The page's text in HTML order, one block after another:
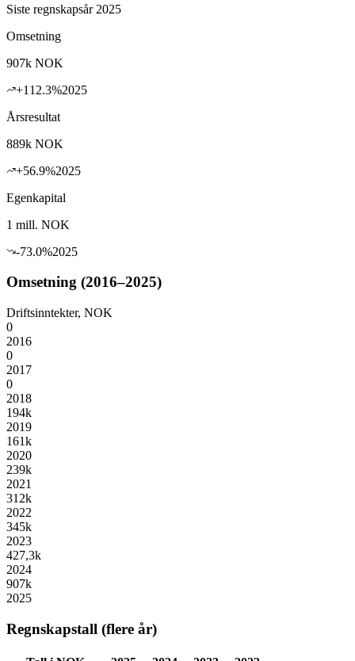
Siste regnskapsår 2025
Omsetning
907k NOK
+112.3%2025
Årsresultat
889k NOK
+56.9%2025
Egenkapital
1 mill. NOK
-73.0%2025
Omsetning (2016–2025)
Driftsinntekter, NOK
0
2016
0
2017
0
2018
194k
2019
161k
2020
239k
2021
312k
2022
345k
2023
427,3k
2024
907k
2025
Regnskapstall (flere år)